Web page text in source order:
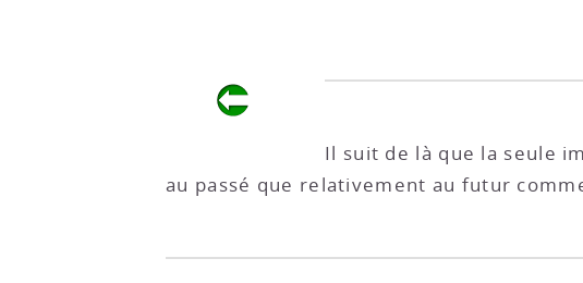
Il suit de là que la seule
au passé que relativement au futur